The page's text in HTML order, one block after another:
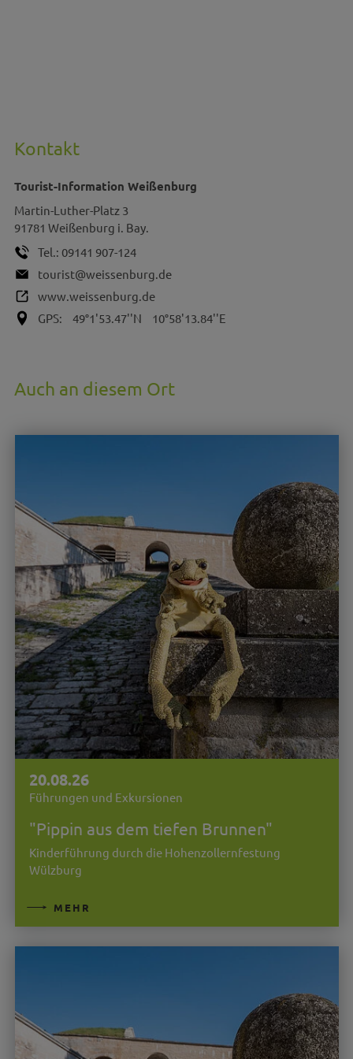
Kontakt
Tourist-Information Weißenburg
Martin-Luther-Platz 3
91781 Weißenburg i. Bay.
Tel.: 09141 907-124
tourist@weissenburg.de
www.weissenburg.de
GPS:
49°1'53.47''N 10°58'13.84''E
Auch an diesem Ort
20.08.26
Führungen und Exkursionen
"Pippin aus dem tiefen Brunnen"
Kinderführung durch die Hohenzollernfestung
Wülzburg
MEHR